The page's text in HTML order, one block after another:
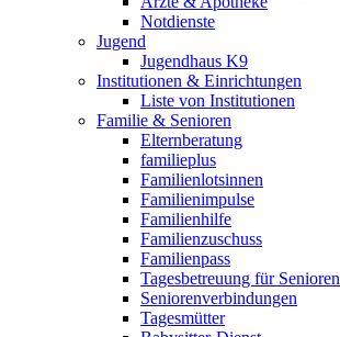
Notdienste
Jugend
Jugendhaus K9
Institutionen & Einrichtungen
Liste von Institutionen
Familie & Senioren
Elternberatung
familieplus
Familienlotsinnen
Familienimpulse
Familienhilfe
Familienzuschuss
Familienpass
Tagesbetreuung für Senioren
Seniorenverbindungen
Tagesmütter